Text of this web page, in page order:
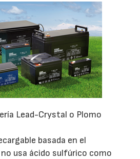
Lead-Crystal o Plomo
basada en el
usa ácido sulfúrico como